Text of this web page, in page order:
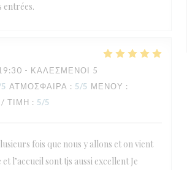
entrées.
- ΚΑΛΕΣΜΈΝΟΙ 5
ΑΤΜΌΣΦΑΙΡΑ : 5/5 ΜΕΝΟΎ :
ΤΙΜΉ : 5/5
fois que nous y allons et on vient
l’accueil sont tjs aussi excellent Je